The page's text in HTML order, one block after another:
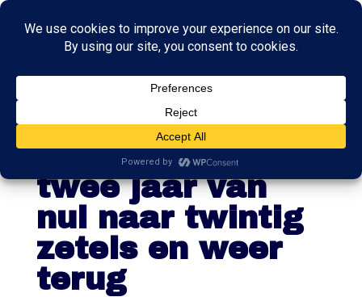
Nieuw Sociaal
Contract: in
twee jaar van
nul naar twintig
zetels en weer
terug